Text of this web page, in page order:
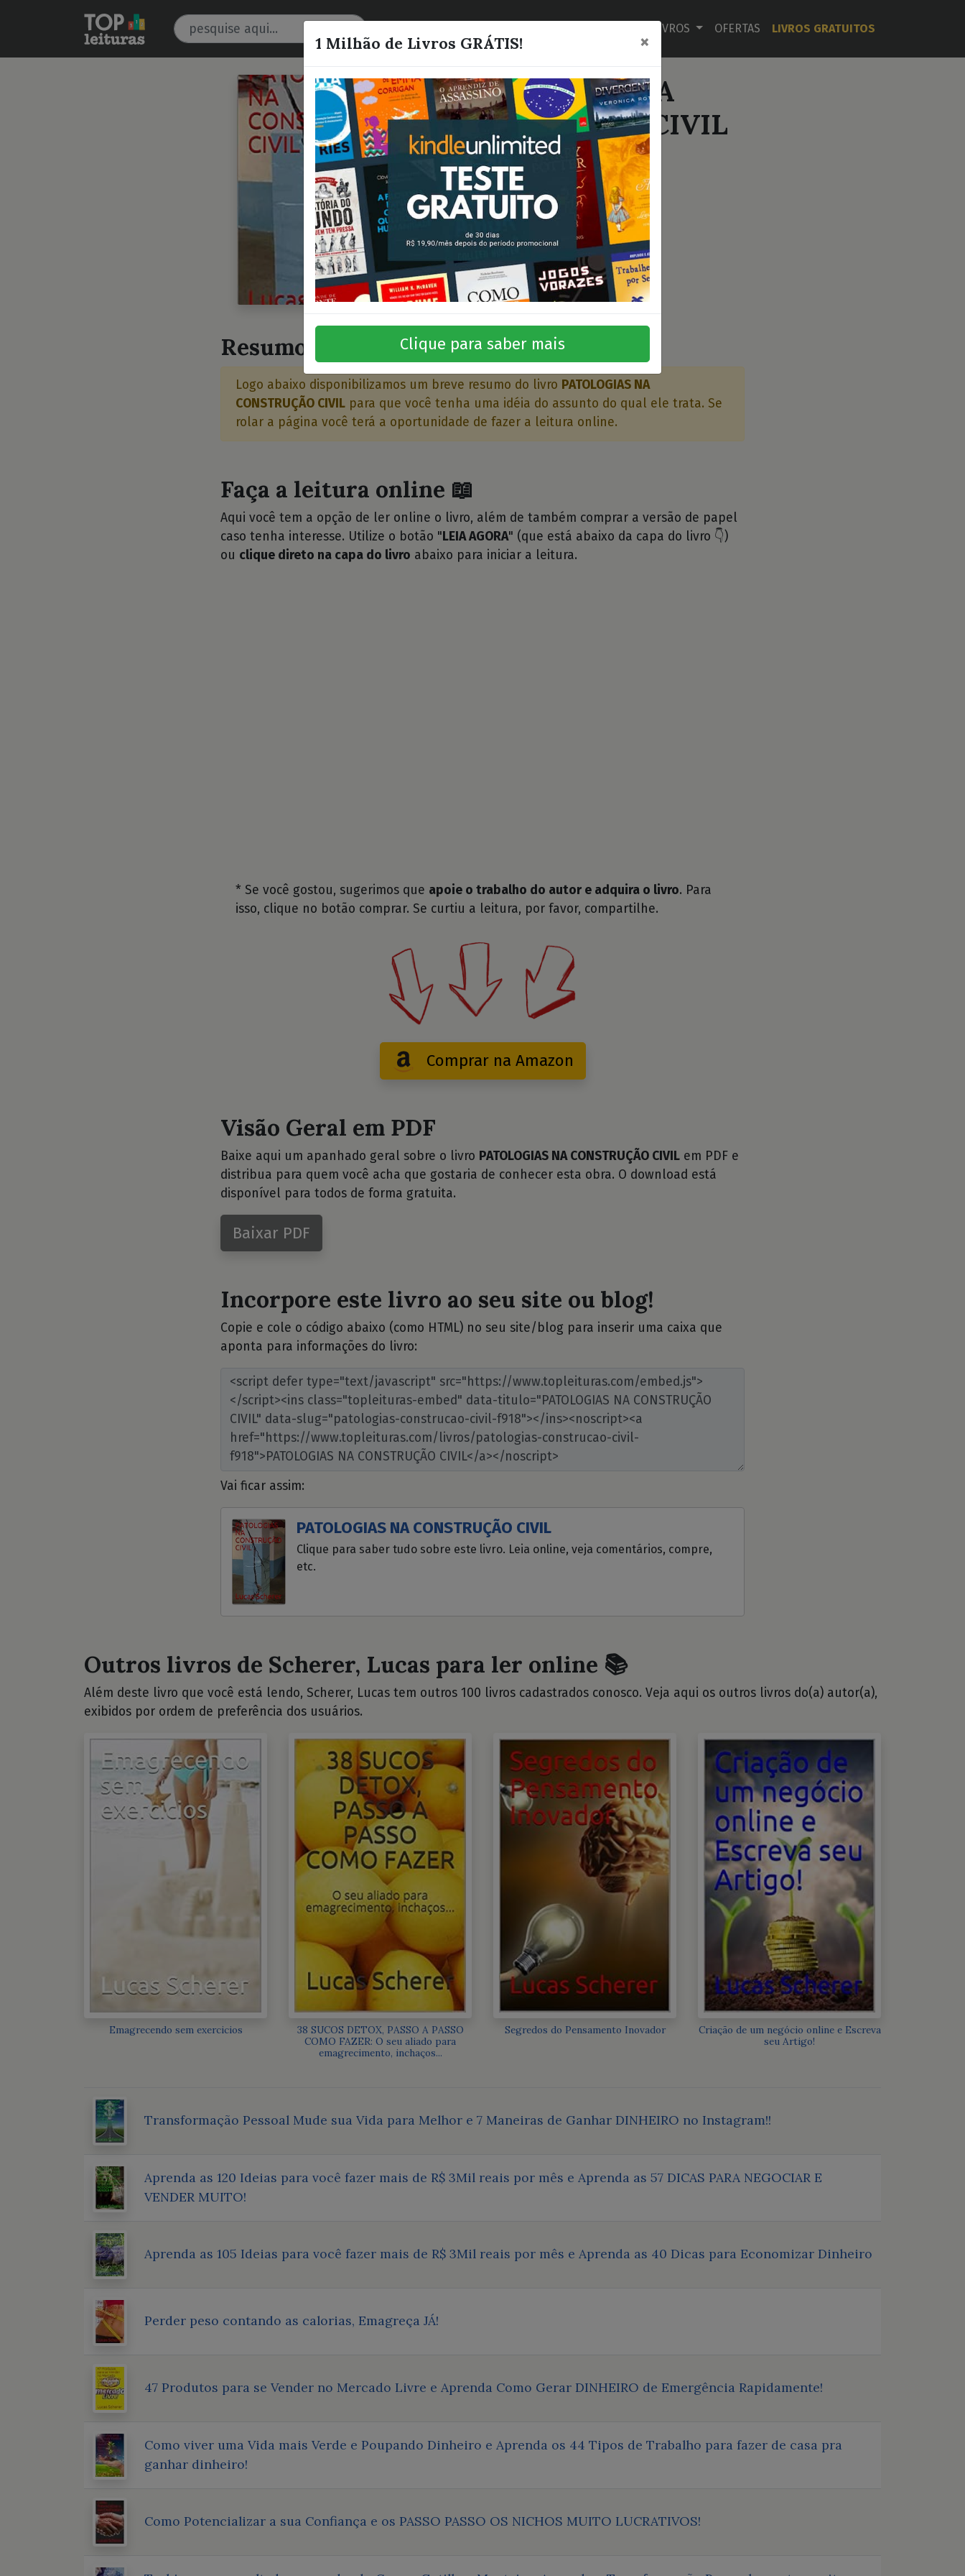
LIVROS OFERTAS LIVROS GRATUITOS
PATOLOGIAS NA
CONSTRUÇÃO CIVIL
Scherer, Lucas
Quero este livro!
Resumo do livro 🤔
Logo abaixo disponibilizamos um breve resumo do livro PATOLOGIAS NA
CONSTRUÇÃO CIVIL para que você tenha uma idéia do assunto do qual ele trata. Se
rolar a página você terá a oportunidade de fazer a leitura online.
Faça a leitura online 📖
Aqui você tem a opção de ler online o livro, além de também comprar a versão de papel
caso tenha interesse. Utilize o botão " LEIA AGORA" (que está abaixo da capa do livro 👇)
ou clique direto na capa do livro abaixo para iniciar a leitura.
* Se você gostou, sugerimos que apoie o trabalho do autor e adquira o livro. Para
isso, clique no botão comprar. Se curtiu a leitura, por favor, compartilhe.
Comprar na Amazon
Visão Geral em PDF
Baixe aqui um apanhado geral sobre o livro PATOLOGIAS NA CONSTRUÇÃO CIVIL em PDF e
distribua para quem você acha que gostaria de conhecer esta obra. O download está
disponível para todos de forma gratuita.
Baixar PDF
Incorpore este livro ao seu site ou blog!
Copie e cole o código abaixo (como HTML) no seu site/blog para inserir uma caixa que
aponta para informações do livro:
Vai ficar assim:
PATOLOGIAS NA CONSTRUÇÃO CIVIL
Clique para saber tudo sobre este livro. Leia online, veja comentários, compre,
etc.
Outros livros de Scherer, Lucas para ler online 📚
Além deste livro que você está lendo, Scherer, Lucas tem outros 100 livros cadastrados conosco. Veja aqui os outros livros do(a) autor(a),
exibidos por ordem de preferência dos usuários.
Emagrecendo sem exercicios
38 SUCOS DETOX, PASSO A PASSO
COMO FAZER: O seu aliado para
emagrecimento, inchaços...
Segredos do Pensamento Inovador
Criação de um negócio online e Escreva
seu Artigo!
Transformação Pessoal Mude sua Vida para Melhor e 7 Maneiras de Ganhar DINHEIRO no Instagram!!
Aprenda as 120 Ideias para você fazer mais de R$ 3Mil reais por mês e Aprenda as 57 DICAS PARA NEGOCIAR E
VENDER MUITO!
Aprenda as 105 Ideias para você fazer mais de R$ 3Mil reais por mês e Aprenda as 40 Dicas para Economizar Dinheiro
Perder peso contando as calorias, Emagreça JÁ!
47 Produtos para se Vender no Mercado Livre e Aprenda Como Gerar DINHEIRO de Emergência Rapidamente!
Como viver uma Vida mais Verde e Poupando Dinheiro e Aprenda os 44 Tipos de Trabalho para fazer de casa pra
ganhar dinheiro!
Como Potencializar a sua Confiança e os PASSO PASSO OS NICHOS MUITO LUCRATIVOS!
1 Milhão de Livros GRÁTIS! ×
Clique para saber mais